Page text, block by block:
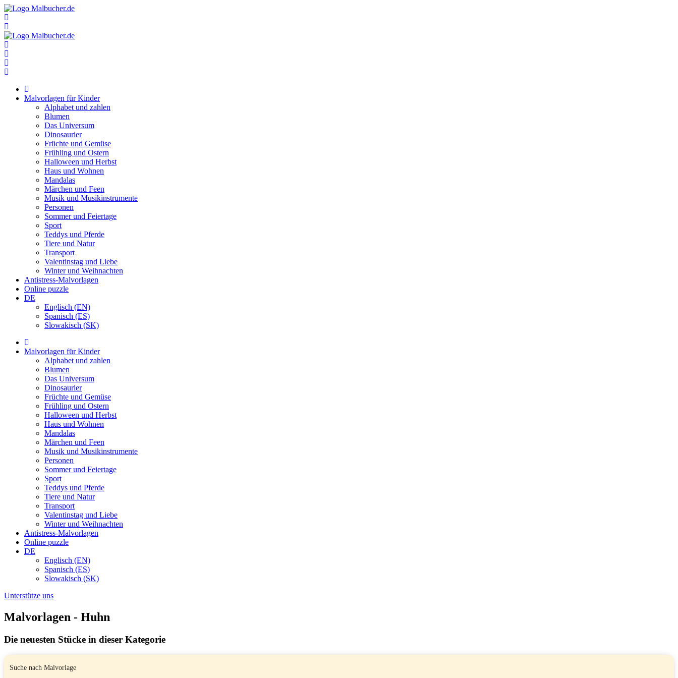
Zum
Inhalt
springen
Malvorlagen für Kinder
Alphabet und zahlen
Blumen
Das Universum
Dinosaurier
Früchte und Gemüse
Frühling und Ostern
Halloween und Herbst
Haus und Wohnen
Mandalas
Märchen und Feen
Musik und Musikinstrumente
Personen
Sommer und Feiertage
Sport
Teddys und Pferde
Tiere und Natur
Transport
Valentinstag und Liebe
Winter und Weihnachten
Antistress-Malvorlagen
Online puzzle
DE
Englisch (EN)
Spanisch (ES)
Slowakisch (SK)
Malvorlagen für Kinder
Alphabet und zahlen
Blumen
Das Universum
Dinosaurier
Früchte und Gemüse
Frühling und Ostern
Halloween und Herbst
Haus und Wohnen
Mandalas
Märchen und Feen
Musik und Musikinstrumente
Personen
Sommer und Feiertage
Sport
Teddys und Pferde
Tiere und Natur
Transport
Valentinstag und Liebe
Winter und Weihnachten
Antistress-Malvorlagen
Online puzzle
DE
Englisch (EN)
Spanisch (ES)
Slowakisch (SK)
Unterstütze uns
Malvorlagen - Huhn
Die neuesten Stücke in dieser Kategorie